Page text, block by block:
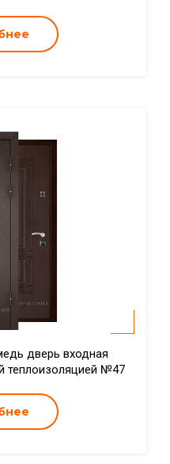
дверь входная
теплоизоляцией №47